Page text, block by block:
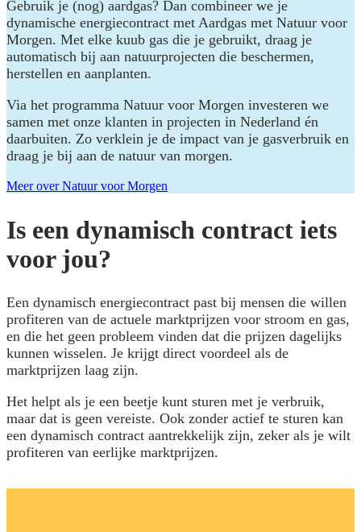
Gebruik je (nog) aardgas? Dan combineer we je
dynamische energiecontract met Aardgas met Natuur voor
Morgen. Met elke kuub gas die je gebruikt, draag je
automatisch bij aan natuurprojecten die beschermen,
herstellen en aanplanten.
Via het programma Natuur voor Morgen investeren we
samen met onze klanten in projecten in Nederland én
daarbuiten. Zo verklein je de impact van je gasverbruik en
draag je bij aan de natuur van morgen.
Meer over Natuur voor Morgen
Is een dynamisch contract iets
voor jou?
Een dynamisch energiecontract past bij mensen die willen
profiteren van de actuele marktprijzen voor stroom en gas,
en die het geen probleem vinden dat die prijzen dagelijks
kunnen wisselen. Je krijgt direct voordeel als de
marktprijzen laag zijn.
Het helpt als je een beetje kunt sturen met je verbruik,
maar dat is geen vereiste. Ook zonder actief te sturen kan
een dynamisch contract aantrekkelijk zijn, zeker als je wilt
profiteren van eerlijke marktprijzen.